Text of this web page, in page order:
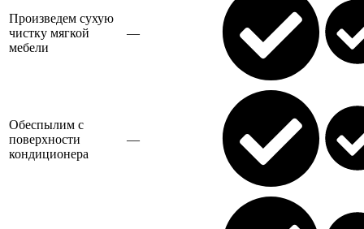
Произведем сухую
чистку мягкой
мебели
—
Обеспылим с
поверхности
кондиционера
—